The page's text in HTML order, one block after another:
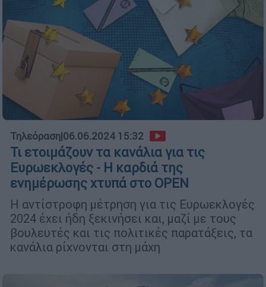
Τηλεόραση|06.06.2024 15:32
Τι ετοιμάζουν τα κανάλια για τις
Ευρωεκλογές - Η καρδιά της
ενημέρωσης χτυπά στο ΟΡΕΝ
Η αντίστροφη μέτρηση για τις Ευρωεκλογές
2024 έχει ήδη ξεκινήσει και, μαζί με τους
βουλευτές και τις πολιτικές παρατάξεις, τα
κανάλια ρίχνονται στη μάχη